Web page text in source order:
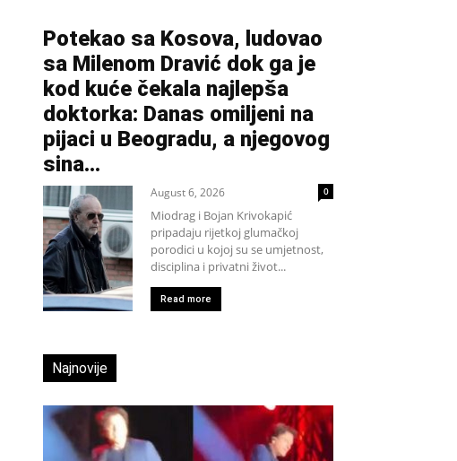
Potekao sa Kosova, ludovao
sa Milenom Dravić dok ga je
kod kuće čekala najlepša
doktorka: Danas omiljeni na
pijaci u Beogradu, a njegovog
sina...
August 6, 2026 0
Miodrag i Bojan Krivokapić
pripadaju rijetkoj glumačkoj
porodici u kojoj su se umjetnost,
disciplina i privatni život...
Read more
Najnovije